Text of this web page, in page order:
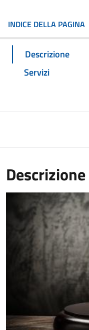
INDICE DELLA PAGINA
Descrizione
Servizi
Descrizione